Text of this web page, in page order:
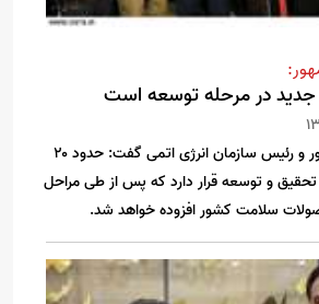
معاون رئیس جمهور و رئیس سازمان انرژی اتمی گفت: حدود ۲۰
تحقیق و توسعه قرار دارد که پس از طی مراحل
سلامت کشور افزوده خواهد شد.